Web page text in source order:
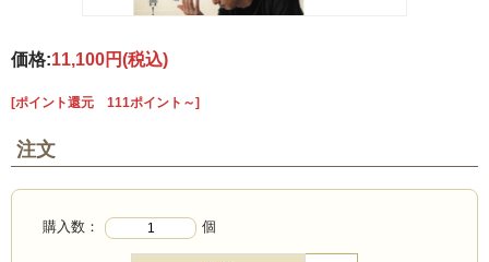
価格:11,100円(税込)
[ポイント還元 111ポイント～]
注文
購入数： 個